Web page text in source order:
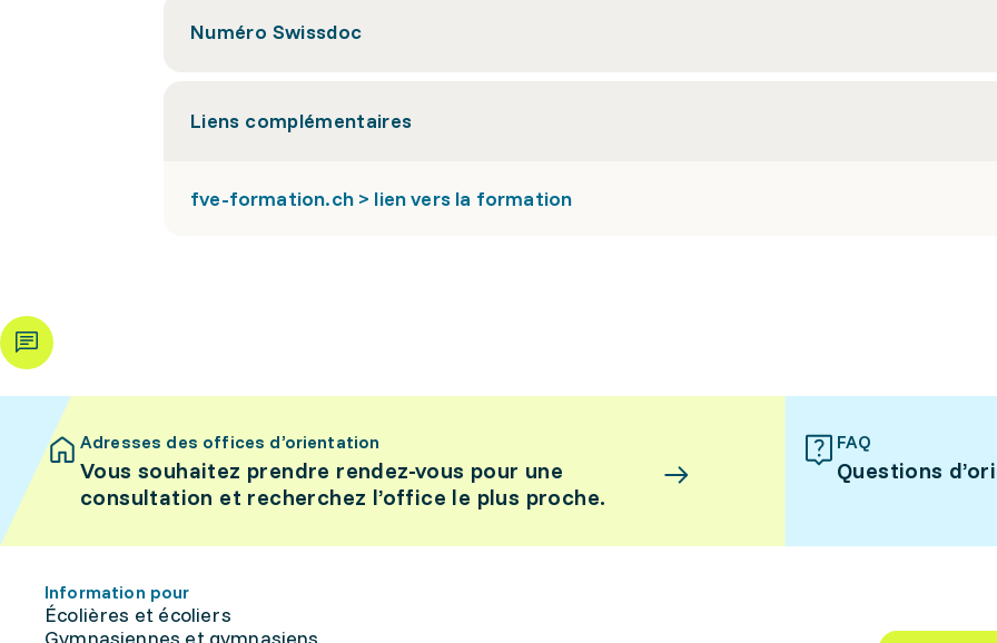
Numéro Swissdoc
Liens complémentaires
fve-formation.ch > lien vers la formation
Adresses des offices d’orientation
Vous souhaitez prendre rendez-vous pour une
consultation et recherchez l’office le plus proche.
FAQ
Questions
Information pour
Écolières et écoliers